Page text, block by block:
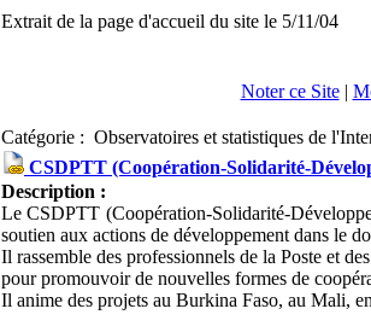
Extrait de la page d'accueil du site le 5/11/04
Noter ce Site|
Catégorie : Observatoires et statistiques de
CSDPTT (Coopération-Solidarité-
Description :
Le CSDPTT (Coopération-Solidarité-
soutien aux actions de développement dans le
Il rassemble des professionnels de la Poste et
pour promouvoir de nouvelles formes de
Il anime des projets au Burkina Faso, au Mali,